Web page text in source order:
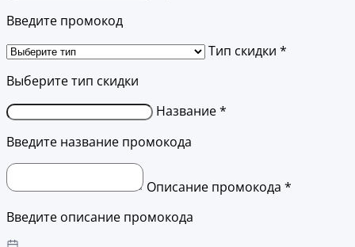
Введите промокод
Тип скидки *
Выберите тип скидки
Название *
Введите название промокода
Описание промокода *
Введите описание промокода